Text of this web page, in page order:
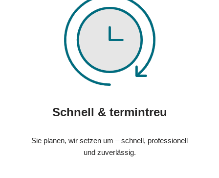
Schnell & termintreu
Sie planen, wir setzen um – schnell, professionell
und zuverlässig.